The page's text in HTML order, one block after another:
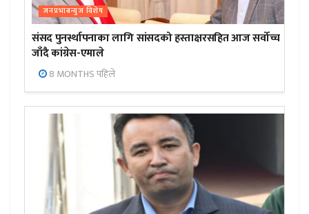
जनप्रभाबन्युज विशेष
संसद पुनर्स्थापनाका लागि सांसदको हस्ताक्षरसहित आज सर्वोच्च
जाँदै कांग्रेस-एमाले
8 MONTHS पहिले